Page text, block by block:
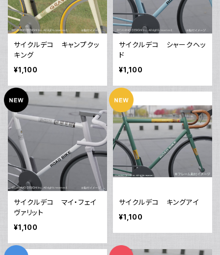
サイクルデコ キャンプクッ
キング
¥1,100
サイクルデコ シャークヘッ
ド
¥1,100
サイクルデコ マイ・フェイ
ヴァリット
¥1,100
サイクルデコ キングアイ
¥1,100